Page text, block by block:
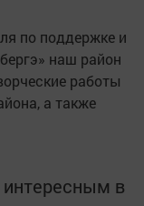
по поддержке и
наш район
работы
а также
в